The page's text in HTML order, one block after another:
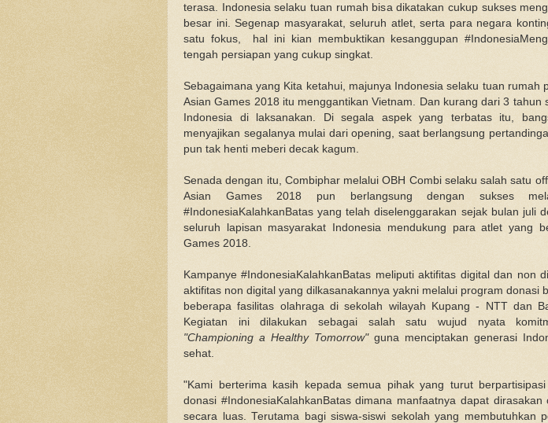
terasa. Indonesia selaku tuan rumah bisa dikatakan cukup sukses
besar ini. Segenap masyarakat, seluruh atlet, serta para negara
satu fokus, hal ini kian membuktikan kesanggupan
tengah persiapan yang cukup singkat.
Sebagaimana yang Kita ketahui, majunya Indonesia selaku tuan rumah
Asian Games 2018 itu menggantikan Vietnam. Dan kurang dari 3 tahun
Indonesia di laksanakan. Di segala aspek yang terbatas itu,
menyajikan segalanya mulai dari opening, saat berlangsung
pun tak henti meberi decak kagum.
Senada dengan itu, Combiphar melalui OBH Combi selaku salah satu
Asian Games 2018 pun berlangsung dengan sukses
#IndonesiaKalahkanBatas yang telah diselenggarakan sejak bulan juli
seluruh lapisan masyarakat Indonesia mendukung para atlet yang
Games 2018.
Kampanye #IndonesiaKalahkanBatas meliputi aktifitas digital dan non
aktifitas non digital yang dilkasanakannya yakni melalui program donasi
beberapa fasilitas olahraga di sekolah wilayah Kupang - NTT dan
Kegiatan ini dilakukan sebagai salah satu wujud nyata
"Championing a Healthy Tomorrow"guna menciptakan generasi
sehat.
"Kami berterima kasih kepada semua pihak yang turut
donasi #IndonesiaKalahkanBatas dimana manfaatnya dapat dirasakan
secara luas. Terutama bagi siswa-siswi sekolah yang membutuhkan